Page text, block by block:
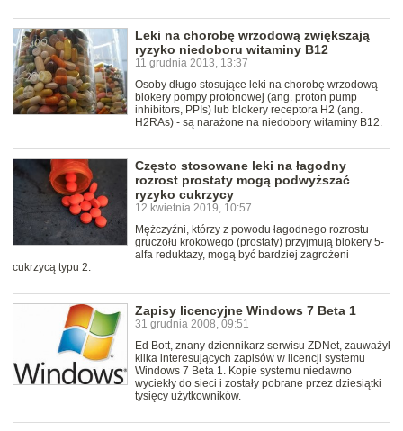
Leki na chorobę wrzodową zwiększają
ryzyko niedoboru witaminy B12
11 grudnia 2013, 13:37
Osoby długo stosujące leki na chorobę wrzodową -
blokery pompy protonowej (ang. proton pump
inhibitors, PPIs) lub blokery receptora H2 (ang.
H2RAs) - są narażone na niedobory witaminy B12.
Często stosowane leki na łagodny
rozrost prostaty mogą podwyższać
ryzyko cukrzycy
12 kwietnia 2019, 10:57
Mężczyźni, którzy z powodu łagodnego rozrostu
gruczołu krokowego (prostaty) przyjmują blokery 5-
alfa reduktazy, mogą być bardziej zagrożeni
cukrzycą typu 2.
Zapisy licencyjne Windows 7 Beta 1
31 grudnia 2008, 09:51
Ed Bott, znany dziennikarz serwisu ZDNet, zauważył
kilka interesujących zapisów w licencji systemu
Windows 7 Beta 1. Kopie systemu niedawno
wyciekły do sieci i zostały pobrane przez dziesiątki
tysięcy użytkowników.